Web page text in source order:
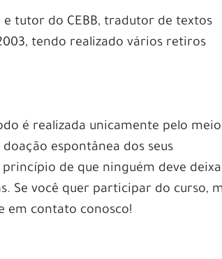
e tutor do CEBB, tradutor de textos
tendo realizado vários retiros
é realizada unicamente pelo meio
espontânea dos seus
de que ninguém deve
Se você quer participar do curso,
em contato conosco!